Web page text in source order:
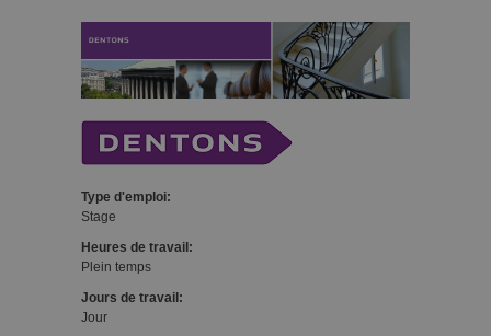
Type d'emploi:
Stage
Heures de travail:
Plein temps
Jours de travail:
Jour